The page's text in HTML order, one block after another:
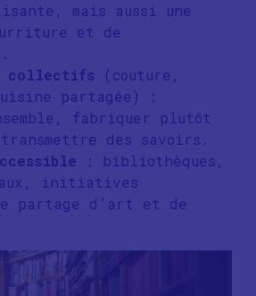
mais aussi une
et de
collectifs
(couture,
partagée) :
fabriquer plutôt
des savoirs.
: bibliothèques,
initiatives
partage d’art et de